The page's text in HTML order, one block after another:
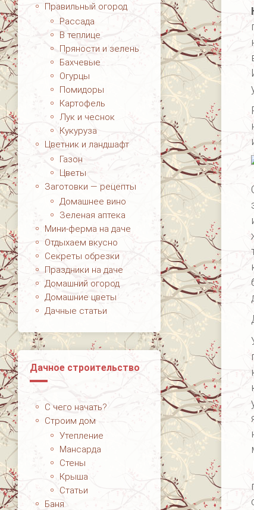
Правильный огород
Рассада
В теплице
Пряности и зелень
Бахчевые
Огурцы
Помидоры
Картофель
Лук и чеснок
Кукуруза
Цветник и ландшафт
Газон
Цветы
Заготовки — рецепты
Домашнее вино
Зеленая аптека
Мини-ферма на даче
Отдыхаем вкусно
Секреты обрезки
Праздники на даче
Домашний огород
Домашние цветы
Дачные статьи
Дачное строительство
С чего начать?
Строим дом
Утепление
Мансарда
Стены
Крыша
Статьи
Баня